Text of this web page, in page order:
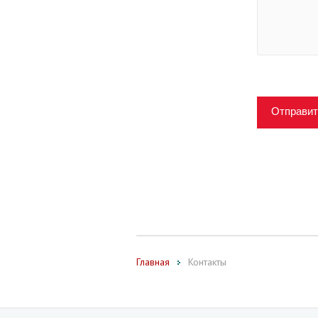
Главная Контакты